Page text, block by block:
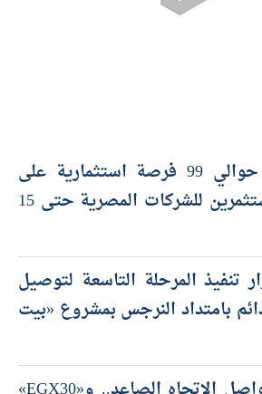
«الإسكان»: طرح حوالي 99 فرصة استثمارية على
بوابة خدمات المستثمرين للشركات المصرية حتى 15
تنفيذ المرحلة التاسعة لتوصيل
بامتداد النرجس بمشروع «بيت